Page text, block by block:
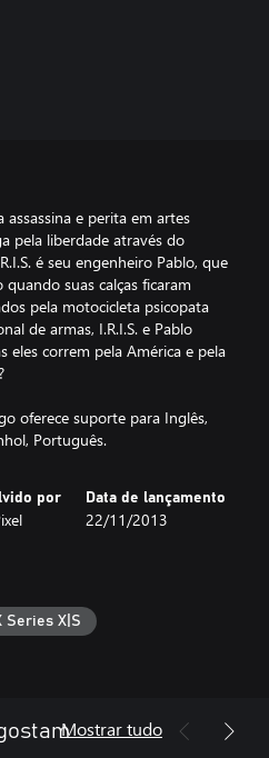
e perita em artes
pela liberdade através do
é seu engenheiro Pablo, que
suas calças ficaram
pela motocicleta psicopata
de armas, I.R.I.S. e Pablo
eles correm pela América e pela
oferece suporte para Inglês,
Português.
por Data de lançamento
22/11/2013
Series X|S
Mostrar tudo